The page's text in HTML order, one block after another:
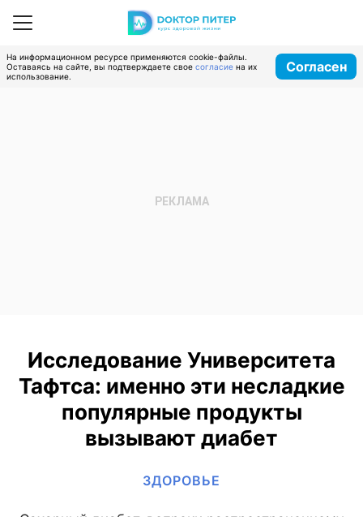
На информационном ресурсе применяются cookie-файлы.
Оставаясь на сайте, вы подтверждаете свое согласие на их
использование.
Согласен
Исследование Университета
Тафтса: именно эти несладкие
популярные продукты
вызывают диабет
ЗДОРОВЬЕ